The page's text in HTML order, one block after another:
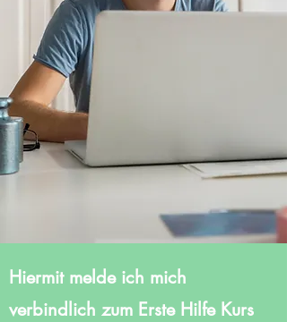
Hiermit melde ich mich
verbindlich zum Erste Hilfe Kurs